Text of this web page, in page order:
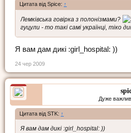
Цитата від Spice: ↑
Лемківська говірка з полонізмами?
гуцули - то такі самі українці, тіко
Я вам дам дикі :girl_hospital: ))
24 чер 2009
Дуже
Цитата від STK: ↑
Я вам дам дикі :girl_hospital: ))